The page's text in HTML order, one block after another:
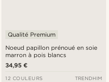
Noeud papillon prénoué en soie
marron à pois blancs
Qualité Premium
34,95 €
12 COULEURS TRENDHIM